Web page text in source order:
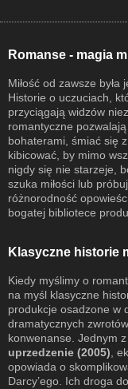
Romanse - magia
Miłość od zawsze
Historie o uczuciach,
przyciągają widzów
romantyczne
bohaterami, śmiać się
kibicować, by mimo
nigdy się nie starzeje,
szuka miłości lub
różnorodność
bogatej bibliotece
Klasyczne historie
Kiedy myślimy o
na myśl klasyczne
produkcje osadzone w
dramatycznych
konwenanse. Jednym
uprzedzenie (2005) ,
opowiada o
Darcy’ego. Ich droga